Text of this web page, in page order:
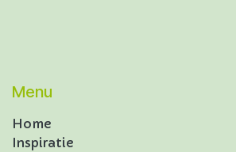
Menu
Home
Inspiratie